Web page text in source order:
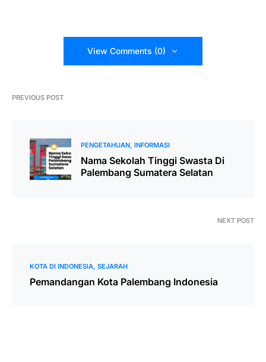
View Comments (0)
PREVIOUS POST
PENGETAHUAN INFORMASI
Nama Sekolah Tinggi Swasta Di
Palembang Sumatera Selatan
NEXT POST
KOTA DI INDONESIA SEJARAH
Pemandangan Kota Palembang Indonesia